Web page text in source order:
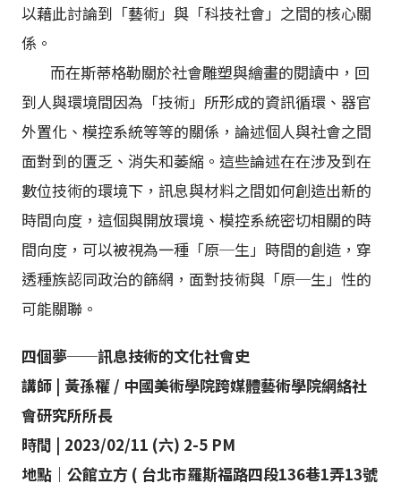
以藉此討論到「藝術」與「科技社會」之間的核心關
係。
而在斯蒂格勒關於社會雕塑與繪畫的閱讀中，回
到人與環境間因為「技術」所形成的資訊循環、器官
外置化、模控系統等等的關係，論述個人與社會之間
面對到的匱乏、消失和萎縮。這些論述在在涉及到在
數位技術的環境下，訊息與材料之間如何創造出新的
時間向度，這個與開放環境、模控系統密切相關的時
間向度，可以被視為一種「原─生」時間的創造，穿
透種族認同政治的篩網，面對技術與「原─生」性的
可能關聯。
四個夢──訊息技術的文化社會史
講師 | 黃孫權 / 中國美術學院跨媒體藝術學院網絡社
會研究所所長
時間 | 2023/02/11 (六) 2-5 PM
地點｜公館立方 ( 台北市羅斯福路四段136巷1弄13號